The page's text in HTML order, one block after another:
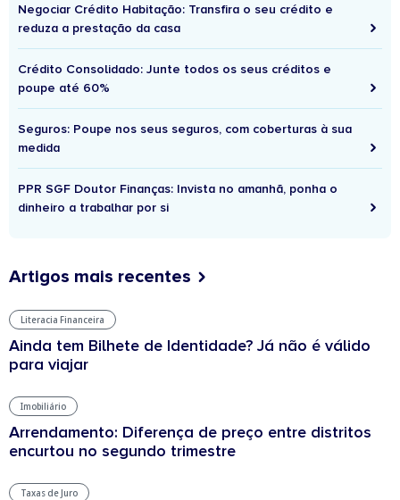
Negociar Crédito Habitação: Transfira o seu crédito e
reduza a prestação da casa
Crédito Consolidado: Junte todos os seus créditos e
poupe até 60%
Seguros: Poupe nos seus seguros, com coberturas à sua
medida
PPR SGF Doutor Finanças: Invista no amanhã, ponha o
dinheiro a trabalhar por si
Artigos mais recentes
Literacia Financeira
Ainda tem Bilhete de Identidade? Já não é válido
para viajar
Imobiliário
Arrendamento: Diferença de preço entre distritos
encurtou no segundo trimestre
Taxas de Juro